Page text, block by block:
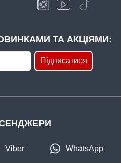
В наявності
Кулемет Плітка
ТА АКЦІЯМИ:
Підписатися
Viber WhatsApp